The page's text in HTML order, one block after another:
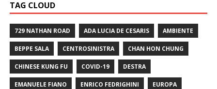
TAG CLOUD
729 NATHAN ROAD ADA LUCIA DE CESARIS AMBIENTE
BEPPE SALA CENTROSINISTRA CHAN HON CHUNG
CHINESE KUNG FU COVID-19 DESTRA
EMANUELE FIANO ENRICO FEDRIGHINI EUROPA